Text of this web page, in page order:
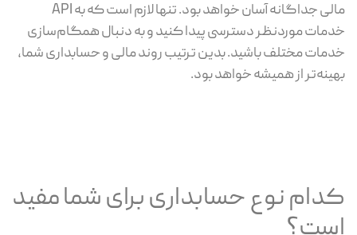
مالی جداگانه آسان خواهد بود. تنها لازم است که به API
خدمات موردنظر دسترسی پیدا کنید و به دنبال همگام‌سازی
خدمات مختلف باشید. بدین ترتیب روند مالی و حسابداری شما،
بهینه‌تر از همیشه خواهد بود.
کدام نوع حسابداری برای شما مفید